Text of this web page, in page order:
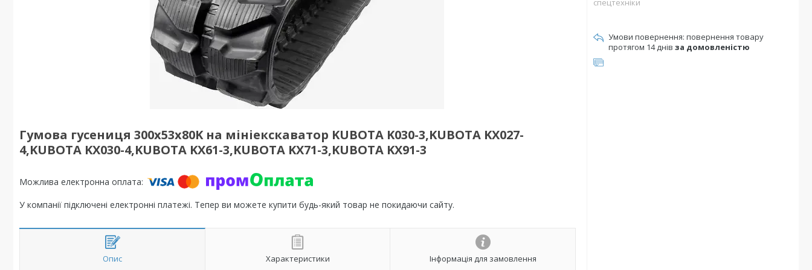
Гумова гусениця 300х53х80K на мініекскаватор KUBOTA K030-3,KUBOTA KX027-
4,KUBOTA KX030-4,KUBOTA KX61-3,KUBOTA KX71-3,KUBOTA KX91-3
У компанії підключені електронні платежі. Тепер ви можете купити будь-який товар не покидаючи сайту.
Опис Характеристики Інформація для замовлення
спецтехніки
повернення товару
протягом 14 днів за домовленістю